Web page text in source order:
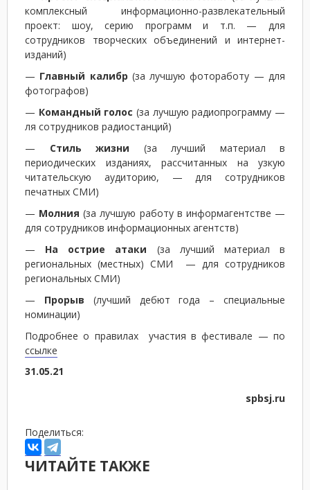
комплексный информационно-развлекательный
проект: шоу, серию программ и т.п. — для
сотрудников творческих объединений и интернет-
изданий)
— Главный калибр (за лучшую фотоработу — для
фотографов)
— Командный голос (за лучшую радиопрограмму —
ля сотрудников радиостанций)
— Стиль жизни (за лучший материал в
периодических изданиях, рассчитанных на узкую
читательскую аудиторию, — для сотрудников
печатных СМИ)
— Молния (за лучшую работу в информагентстве —
для сотрудников информационных агентств)
— На острие атаки (за лучший материал в
региональных (местных) СМИ — для сотрудников
региональных СМИ)
— Прорыв (лучший дебют года – специальные
номинации)
Подробнее о правилах участия в фестивале — по
ссылке
31.05.21
spbsj.ru
Поделиться:
ЧИТАЙТЕ ТАКЖЕ